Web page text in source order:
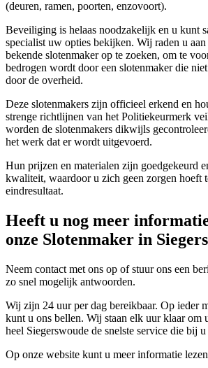
(deuren, ramen, poorten, enzovoort).
Beveiliging is helaas noodzakelijk en u kunt
specialist uw opties bekijken. Wij raden u
bekende slotenmaker op te zoeken, om te
bedrogen wordt door een slotenmaker die
door de overheid.
Deze slotenmakers zijn officieel erkend en
strenge richtlijnen van het Politiekeurmerk
worden de slotenmakers dikwijls
het werk dat er wordt uitgevoerd.
Hun prijzen en materialen zijn goedgekeurd
kwaliteit, waardoor u zich geen zorgen hoeft
eindresultaat.
Heeft u nog meer
onze Slotenmaker in
Neem contact met ons op of stuur ons een
zo snel mogelijk antwoorden.
Wij zijn 24 uur per dag bereikbaar. Op ieder
kunt u ons bellen. Wij staan elk uur klaar om
heel Siegerswoude de snelste service die bij
Op onze website kunt u meer informatie